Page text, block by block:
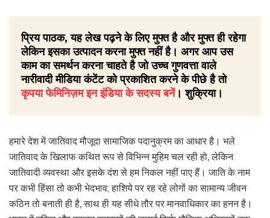
प्रिय पाठक, यह लेख पढ़ने के लिए मुफ्त है और मुफ्त ही रहेगा
लेकिन इसका उत्पादन करना मुफ्त नहीं है। अगर आप उस
काम का समर्थन करना चाहते है जो उच्च गुणवत्ता वाले
नारीवादी मीडिया कंटेंट को प्रकाशित करने के पीछे है तो
कृपया फेमिनिज़म इन इंडिया के सदस्य बनें। शुक्रिया।
हमारे देश में जातिवाद मौजूदा सामाजिक पदानुक्रम का आधार है। भले
जातिवाद के खिलाफ कथित रूप से विभिन्न मुहिम चल रही हो, लेकिन
जातिवादी व्यवस्था और इसके दंश से हम निकल नहीं पाए हैं। जाति के नाम
पर कभी हिंसा तो कभी भेदभाव; हाशिये पर रह रहे लोगों का सामान्य जीवन
कठिन तो बनाती ही है, साथ ही यह सीधे तौर पर मानवाधिकार का हनन है।